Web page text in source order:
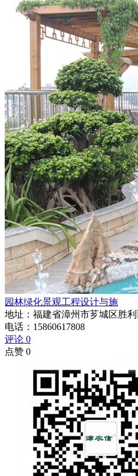
园林绿化景观工程设计与施
地址：福建省漳州市芗城区胜
电话： 15860617808
评论 0
点赞 0